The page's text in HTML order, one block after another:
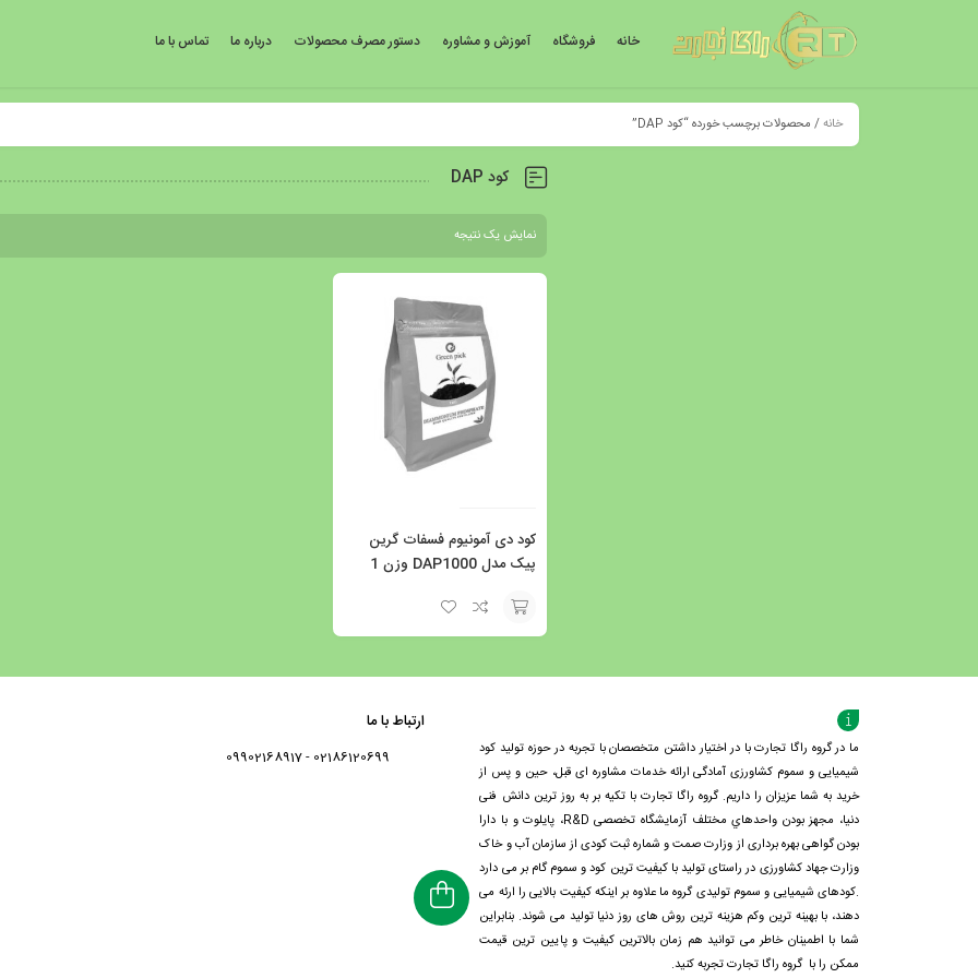
خانه فروشگاه آموزش و مشاوره دستور مصرف محصولات درباره ما تماس با ما
خانه/ محصولات برچسب خورده “کود DAP”
کود DAP
نمایش یک نتیجه
کود دی آمونیوم فسفات گرین
پیک مدل DAP1000 وزن 1
افزودن
به
ما در گروه راگا تجارت با در اختیار داشتن متخصصان با تجربه در حوزه تولید کود
شیمیایی و سموم کشاورزی آمادگی ارائه خدمات مشاوره ای قبل، حین و پس از
خرید به شما عزیزان را داریم. گروه راگا تجارت با تكيه بر به روز ترین دانش فنی
دنيا، مجهز بودن واحدهاي مختلف آزمايشگاه تخصصی R&D، پايلوت و با دارا
بودن گواهی بهره برداری از وزارت صمت و شماره ثبت کودی از سازمان آب و خاک
وزارت جهاد کشاورزی در راستای تولید با کیفیت ترین کود و سموم گام بر می دارد
.کودهای شیمیایی و سموم تولیدی گروه ما علاوه بر اینکه کیفیت بالایی را ارئه می
دهند، با بهینه ترین وکم هزینه ترین روش های روز دنیا تولید می شوند. بنابراین
شما با اطمینان خاطر می توانید هم زمان بالاترین کیفیت و پایین ترین قیمت
ممکن را با گروه راگا تجارت تجربه کنید.
ارتباط با ما
02186120699 - 09902168917